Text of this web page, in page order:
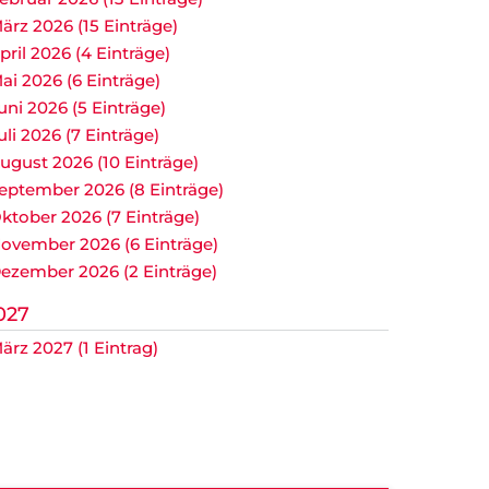
2026 (15 Einträge)
2026 (4 Einträge)
2026 (6 Einträge)
2026 (5 Einträge)
2026 (7 Einträge)
2026 (10 Einträge)
2026 (8 Einträge)
2026 (7 Einträge)
2026 (6 Einträge)
2026 (2 Einträge)
2027 (1 Eintrag)